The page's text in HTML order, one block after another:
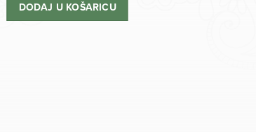
DODAJ U KOŠARICU